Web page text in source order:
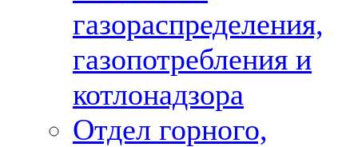
газораспределения,
газопотребления и
котлонадзора
Отдел горного,